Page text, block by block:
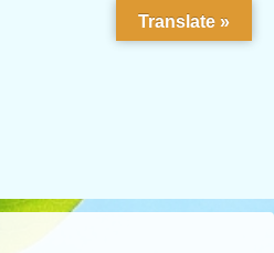
Translate »